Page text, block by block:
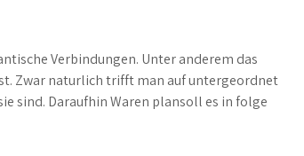
Verbindungen. Unter anderem das
Zwar naturlich trifft man auf untergeordnet
sind. Daraufhin Waren plansoll es in folge